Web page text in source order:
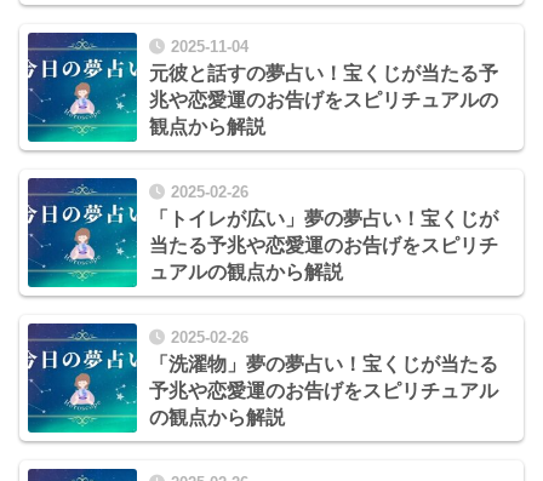
2025-11-04
元彼と話すの夢占い！宝くじが当たる予
兆や恋愛運のお告げをスピリチュアルの
観点から解説
2025-02-26
「トイレが広い」夢の夢占い！宝くじが
当たる予兆や恋愛運のお告げをスピリチ
ュアルの観点から解説
2025-02-26
「洗濯物」夢の夢占い！宝くじが当たる
予兆や恋愛運のお告げをスピリチュアル
の観点から解説